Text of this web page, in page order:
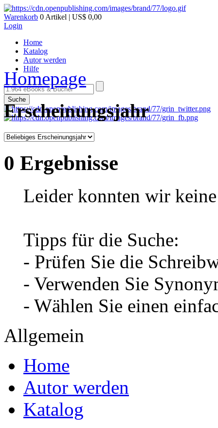
Warenkorb 0 Artikel | US$ 0,00
Login
Home
Katalog
Autor werden
Hilfe
Suche
Homepage
Erscheinungsjahr
0 Ergebnisse
Leider konnten wir
Tipps für die Suche:
- Prüfen Sie die
- Verwenden Sie
- Wählen Sie einen
Allgemein
Home
Autor werden
Katalog